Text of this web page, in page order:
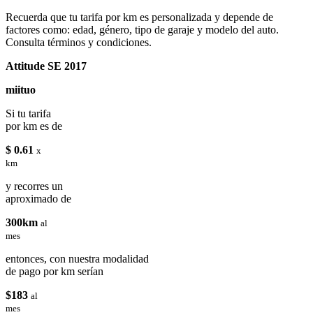
Recuerda que tu tarifa por km es personalizada y depende de
factores como: edad, género, tipo de garaje y modelo del auto.
Consulta términos y condiciones.
Attitude SE 2017
miituo
Si tu tarifa
por km es de
$ 0.61 x
km
y recorres un
aproximado de
300km al
mes
entonces, con nuestra modalidad
de pago por km serían
$183 al
mes